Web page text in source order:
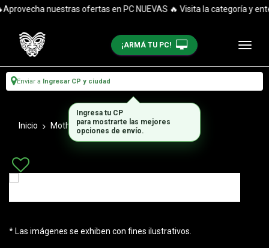
nuestras ofertas en PC NUEVAS 🔥 Visita la categoría y
¡ARMÁ TU PC!
Enviar a Ingresar CP y ciudad
Inicio Motherboards Motherboard Amd
* Las imágenes se exhiben con fines ilustrativos.
Ingresa tu CP
para mostrarte las mejores
opciones de envío.